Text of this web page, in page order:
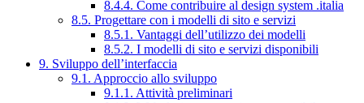
8.4.4. Come contribuire al design system .italia
8.5. Progettare con i modelli di sito e servizi
8.5.1. Vantaggi dell’utilizzo dei modelli
8.5.2. I modelli di sito e servizi disponibili
9. Sviluppo dell’interfaccia
9.1. Approccio allo sviluppo
9.1.1. Attività preliminari